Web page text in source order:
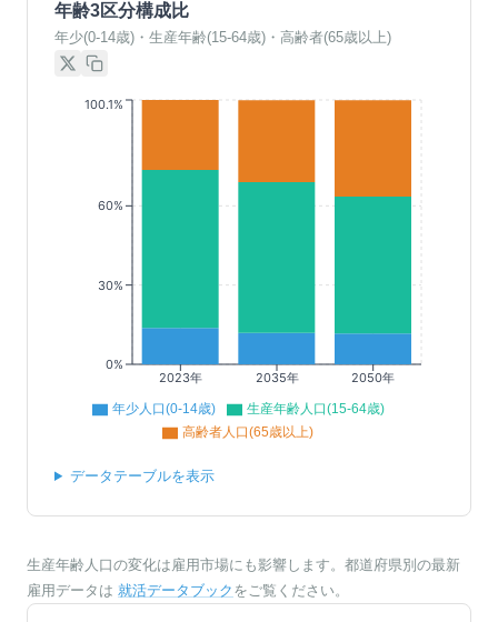
年齢3区分構成比
年少(0-14歳)・生産年齢(15-64歳)・高齢者(65歳以上)
2023年 2035年 2050年
0%
30%
60%
100.1%
年少人口(0-14歳)
生産年齢人口(15-64歳)
高齢者人口(65歳以上)
データテーブルを表示
生産年齢人口の変化は雇用市場にも影響します。都道府県別の最新
雇用データは 就活データブック をご覧ください。